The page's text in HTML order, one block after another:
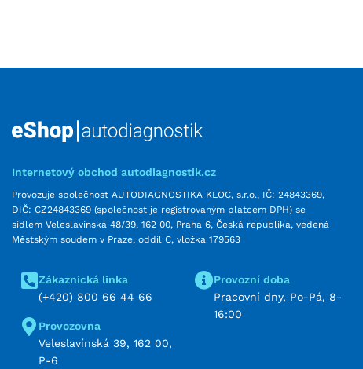
Internetový obchod autodiagnostik.cz
Provozuje společnost AUTODIAGNOSTIKA KLOC, s.r.o., IČ: 24843369,
DIČ: CZ24843369 (společnost je registrovaným plátcem DPH) se
sídlem Veleslavínská 48/39, 162 00, Praha 6, Česká republika, vedená
Městským soudem v Praze, oddíl C, vložka 179563
Zákaznická linka
(+420) 800 66 44 66
Provozovna
Veleslavínská 39, 162 00,
P-6
Provozní doba
Pracovní dny, Po-Pá, 8-
16:00